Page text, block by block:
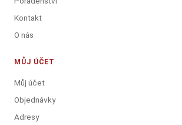
Kontakt
O nás
MŮJ ÚČET
Můj účet
Objednávky
Adresy